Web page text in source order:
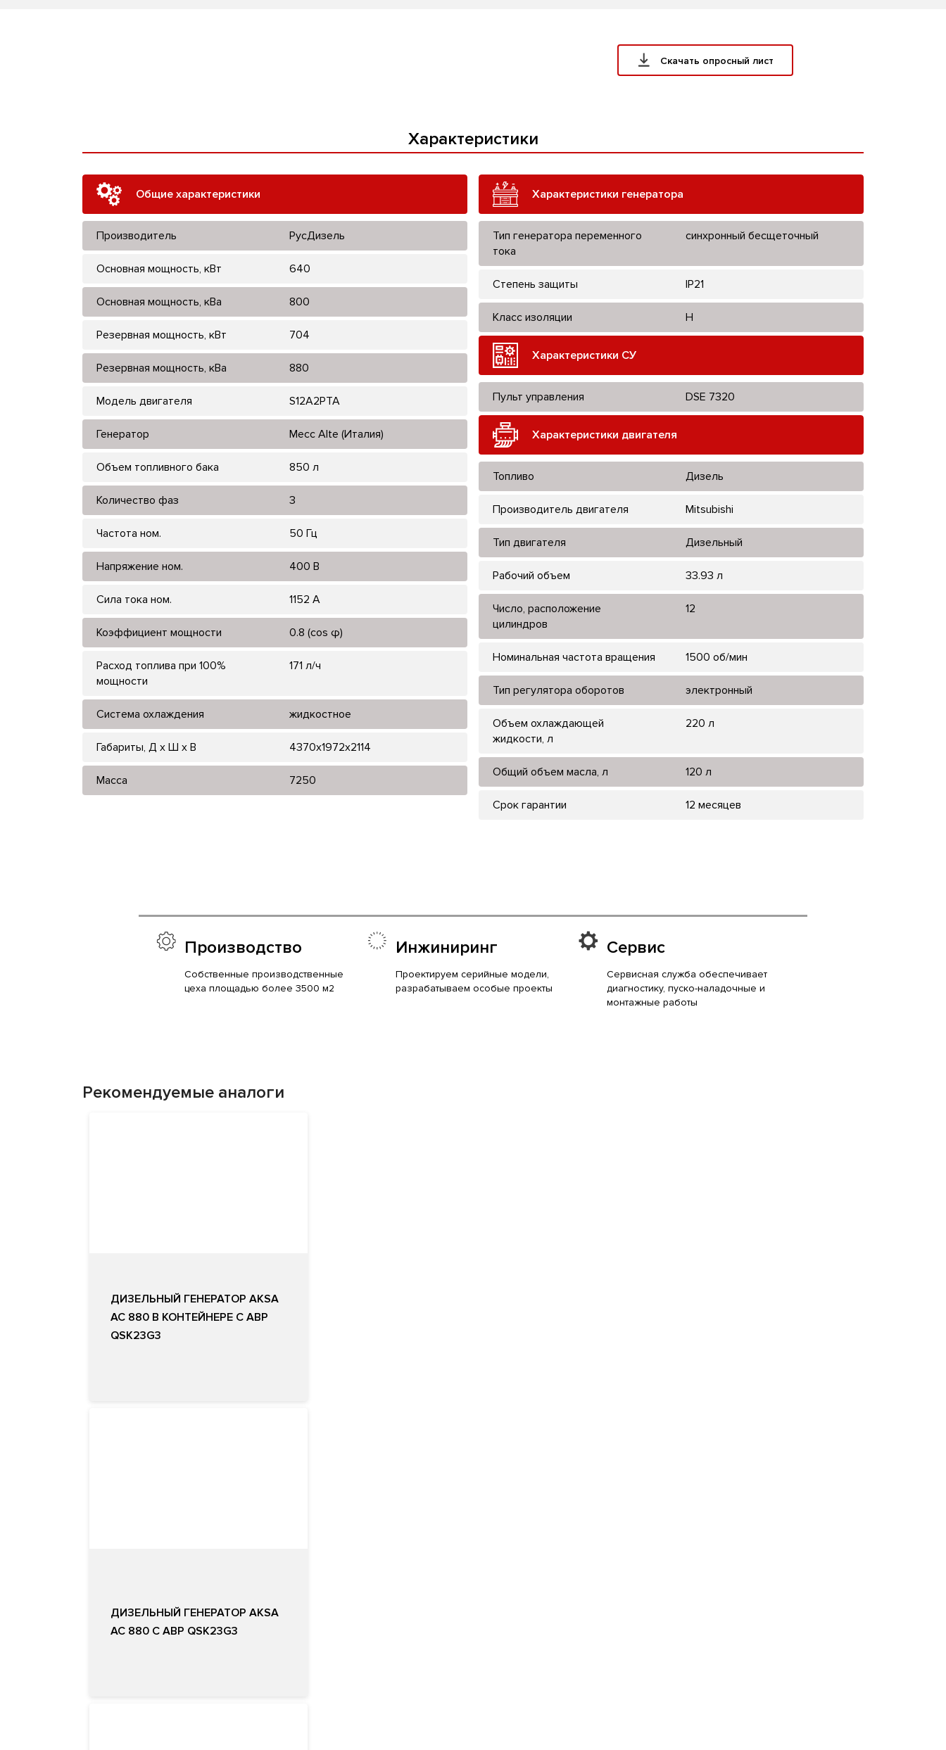
Скачать опросный лист
Характеристики
Общие характеристики
Производитель РусДизель
Основная мощность, кВт 640
Основная мощность, кВа 800
Резервная мощность, кВт 704
Резервная мощность, кВа 880
Модель двигателя S12A2PTA
Генератор Mecc Alte (Италия)
Объем топливного бака 850 л
Количество фаз 3
Частота ном. 50 Гц
Напряжение ном. 400 В
Сила тока ном. 1152 А
Коэффициент мощности 0.8 (cos φ)
Расход топлива при 100%
мощности
171 л/ч
Система охлаждения жидкостное
Габариты, Д x Ш x В 4370x1972x2114
Масса 7250
Характеристики генератора
Тип генератора переменного
тока
синхронный бесщеточный
Степень защиты IP21
Класс изоляции H
Характеристики СУ
Пульт управления DSE 7320
Характеристики двигателя
Топливо Дизель
Производитель двигателя Mitsubishi
Тип двигателя Дизельный
Рабочий объем 33.93 л
Число, расположение
цилиндров
12
Номинальная частота вращения 1500 об/мин
Тип регулятора оборотов электронный
Объем охлаждающей
жидкости, л
220 л
Общий объем масла, л 120 л
Срок гарантии 12 месяцев
Производство
Собственные производственные
цеха площадью более 3500 м2
Инжиниринг
Проектируем серийные модели,
разрабатываем особые проекты
Сервис
Сервисная служба обеспечивает
диагностику, пуско-наладочные и
монтажные работы
Рекомендуемые аналоги
ДИЗЕЛЬНЫЙ ГЕНЕРАТОР AKSA
AC 880 В КОНТЕЙНЕРЕ С АВР
QSK23G3
ДИЗЕЛЬНЫЙ ГЕНЕРАТОР AKSA
AC 880 С АВР QSK23G3